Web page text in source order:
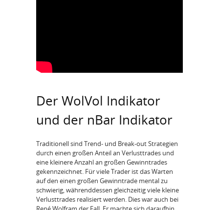
Der WolVol Indikator
und der nBar Indikator
Traditionell sind Trend- und Break-out Strategien
durch einen großen Anteil an Verlusttrades und
eine kleinere Anzahl an großen Gewinntrades
gekennzeichnet. Für viele Trader ist das Warten
auf den einen großen Gewinntrade mental zu
schwierig, währenddessen gleichzeitig viele kleine
Verlusttrades realisiert werden. Dies war auch bei